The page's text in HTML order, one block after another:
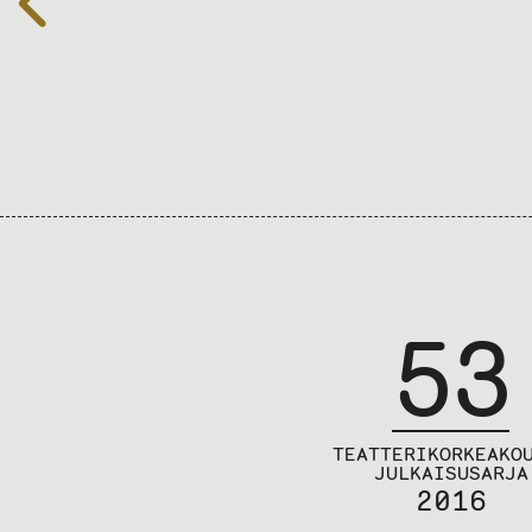
53
JULKAISUSARJA
2016